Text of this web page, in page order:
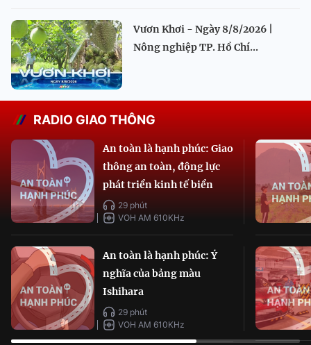
Vươn Khơi - Ngày 8/8/2026 |
Nông nghiệp TP. Hồ Chí...
RADIO GIAO THÔNG
An toàn là hạnh phúc: Giao
thông an toàn, động lực
phát triển kinh tế biển
29 phút
VOH AM 610KHz
An toàn là hạnh phúc: Ý
nghĩa của bảng màu
Ishihara
29 phút
VOH AM 610KHz